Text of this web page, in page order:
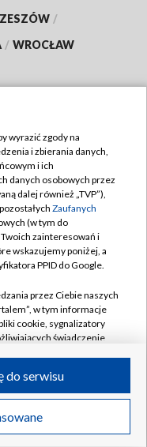
/
/ WROCŁAW
w likwidacji
wyrazić zgody na
i zbierania danych,
i ich
danych osobowych przez
dalej również „TVP”),
Zaufanych
(w tym do
zainteresowań i
wskazujemy poniżej, a
PPID do Google.
przez Ciebie naszych
w tym informacje
cookie, sygnalizatory
świadczenie
przez Ciebie
IP, identyfikatory
do serwisu